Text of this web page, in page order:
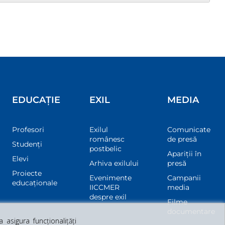
EDUCAȚIE
Profesori
Studenți
Elevi
Proiecte
educaționale
EXIL
Exilul
românesc
postbelic
Arhiva exilului
Evenimente
IICCMER
despre exil
MEDIA
Comunicate
de presă
Apariții în
presă
Campanii
media
Filme
documentare
funcționalițăți